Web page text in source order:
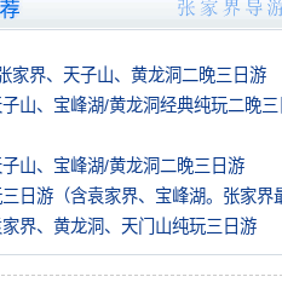
家界、天子山、黄龙洞二晚三日游
山、宝峰湖/黄龙洞经典纯玩二晚三
山、宝峰湖/黄龙洞二晚三日游
日游（含袁家界、宝峰湖。张家界
界、黄龙洞、天门山纯玩三日游